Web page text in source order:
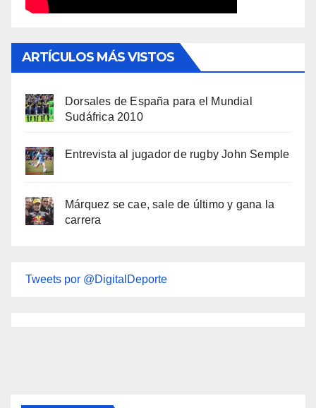
ARTÍCULOS MÁS VISTOS
Dorsales de España para el Mundial
Sudáfrica 2010
Entrevista al jugador de rugby John Semple
Márquez se cae, sale de último y gana la
carrera
Tweets por @DigitalDeporte